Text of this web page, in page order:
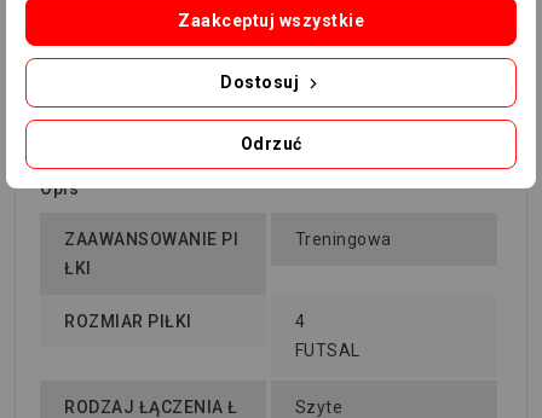
Opis
ZAAWANSOWANIE PI
ŁKI
Treningowa
ROZMIAR PIŁKI
4
FUTSAL
RODZAJ ŁĄCZENIA Ł
Szyte
Odrzuć
Dostosuj
Zaakceptuj wszystkie